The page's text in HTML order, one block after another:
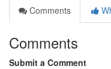
Comments
Comments
Submit a Comment